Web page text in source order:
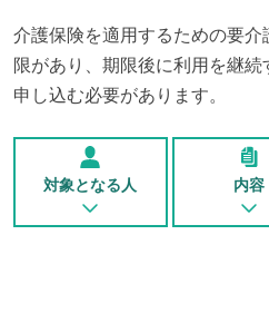
介護保険を適用するための要
限があり、期限後に利用を継
申し込む必要があります。
対象となる人 内容